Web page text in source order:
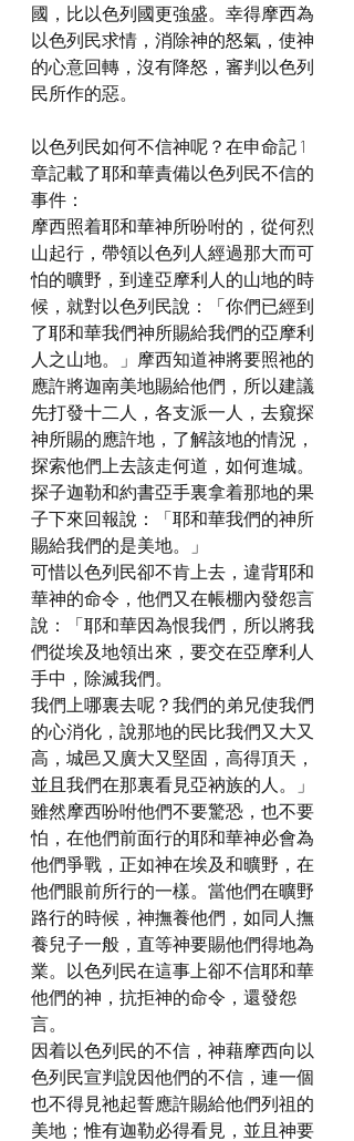
國，比以色列國更強盛。幸得摩西為
以色列民求情，消除神的怒氣，使神
的心意回轉，沒有降怒，審判以色列
民所作的惡。
以色列民如何不信神呢？在申命記 1
章記載了耶和華責備以色列民不信的
事件：
摩西照着耶和華神所吩咐的，從何烈
山起行，帶領以色列人經過那大而可
怕的曠野，到達亞摩利人的山地的時
候，就對以色列民說：「你們已經到
了耶和華我們神所賜給我們的亞摩利
人之山地。」摩西知道神將要照祂的
應許將迦南美地賜給他們，所以建議
先打發十二人，各支派一人，去窺探
神所賜的應許地，了解該地的情況，
探索他們上去該走何道，如何進城。
探子迦勒和約書亞手裏拿着那地的果
子下來回報說：「耶和華我們的神所
賜給我們的是美地。」
可惜以色列民卻不肯上去，違背耶和
華神的命令，他們又在帳棚內發怨言
說：「耶和華因為恨我們，所以將我
們從埃及地領出來，要交在亞摩利人
手中，除滅我們。
我們上哪裏去呢？我們的弟兄使我們
的心消化，說那地的民比我們又大又
高，城邑又廣大又堅固，高得頂天，
並且我們在那裏看見亞衲族的人。」
雖然摩西吩咐他們不要驚恐，也不要
怕，在他們前面行的耶和華神必會為
他們爭戰，正如神在埃及和曠野，在
他們眼前所行的一樣。當他們在曠野
路行的時候，神撫養他們，如同人撫
養兒子一般，直等神要賜他們得地為
業。以色列民在這事上卻不信耶和華
他們的神，抗拒神的命令，還發怨
言。
因着以色列民的不信，神藉摩西向以
色列民宣判說因他們的不信，連一個
也不得見祂起誓應許賜給他們列祖的
美地；惟有迦勒必得看見，並且神要